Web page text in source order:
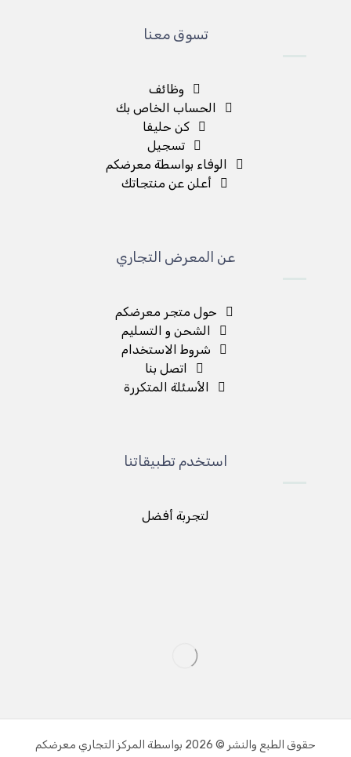
تسوق معنا
وظائف
الحساب الخاص بك
كن حليفا
تسجيل
الوفاء بواسطة معرضكم
أعلن عن منتجاتك
عن المعرض التجاري
حول متجر معرضكم
الشحن و التسليم
شروط الاستخدام
اتصل بنا
الأسئلة المتكررة
استخدم تطبيقاتنا
لتجربة أفضل
حقوق الطبع والنشر © 2026 بواسطة المركز التجاري معرضكم